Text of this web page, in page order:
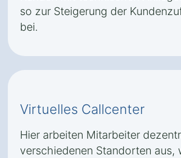
so zur Steigerung der
bei.
Virtuelles Callcenter
Hier arbeiten Mitarbeiter
verschiedenen Standorten aus,